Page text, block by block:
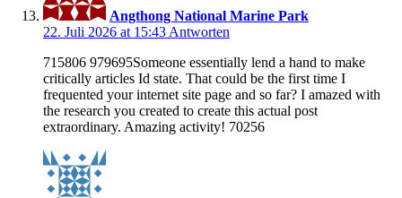
Angthong National Marine Park
22. Juli 2026 at 15:43 Antworten
715806 979695Someone essentially lend a hand to make
critically articles Id state. That could be the first time I
frequented your internet site page and so far? I amazed with
the research you created to create this actual post
extraordinary. Amazing activity! 70256